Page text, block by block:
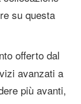
su questa
offerto dal
avanzati a
più avanti,